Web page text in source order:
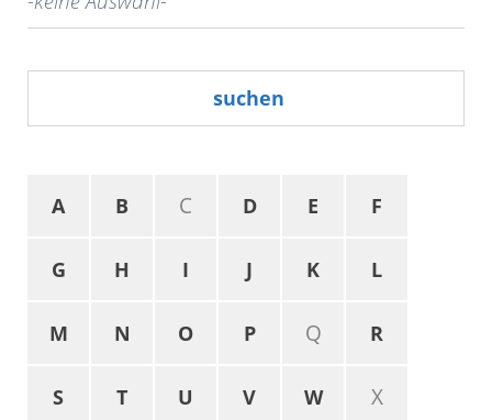
suchen
A B C D E F
G H I J K L
M N O P Q R
S T U V W X